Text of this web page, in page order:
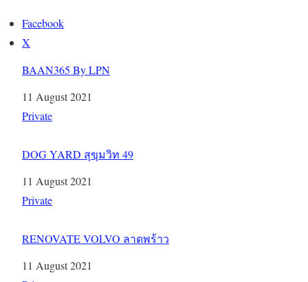
Facebook
X
BAAN365 By LPN
Date
11 August 2021
In relation to
Private
DOG YARD สุขุมวิท 49
Date
11 August 2021
In relation to
Private
RENOVATE VOLVO ลาดพร้าว
Date
11 August 2021